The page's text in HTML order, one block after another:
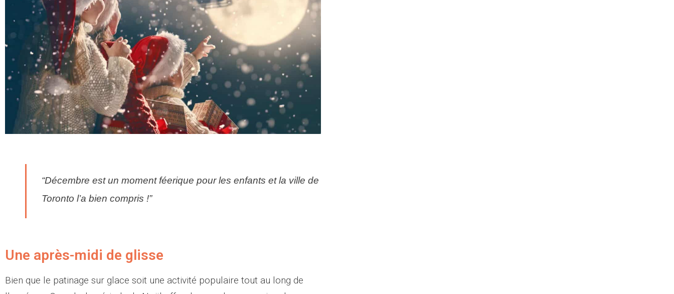
“Décembre est un moment féerique pour les enfants et la ville de
Toronto l’a bien compris !”
Une après-midi de glisse
Bien que le patinage sur glace soit une activité populaire tout au long de